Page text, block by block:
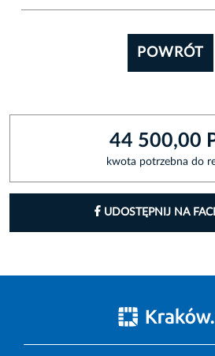
POWRÓT
44 500,00
kwota potrzebna do
UDOSTĘPNIJ NA